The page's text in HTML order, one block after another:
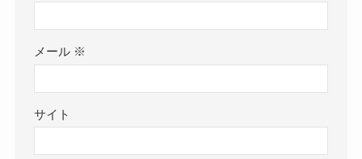
メール ※
サイト